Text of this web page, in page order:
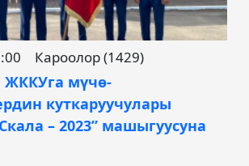
Кароолор (1429)
ЖККУга мүчө-
куткаруучулары
– 2023” машыгуусуна